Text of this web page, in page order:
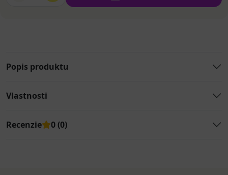
Popis produktu
Vlastnosti
Recenzie 0 (0)